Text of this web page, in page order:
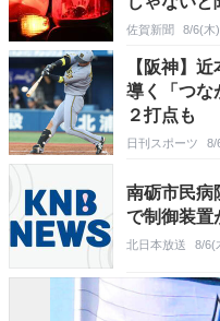
佐賀新聞 8/6(木
【阪神】
導く「つな
２打点も
日刊スポーツ 8/
南砺市民
で制御装置
北日本放送 8/6(